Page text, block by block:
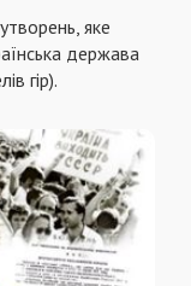
яке
держава
гір).